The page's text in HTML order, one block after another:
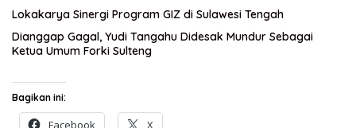
Lokakarya Sinergi Program GIZ di Sulawesi Tengah
Dianggap Gagal, Yudi Tangahu Didesak Mundur Sebagai
Ketua Umum Forki Sulteng
Bagikan ini:
Facebook X